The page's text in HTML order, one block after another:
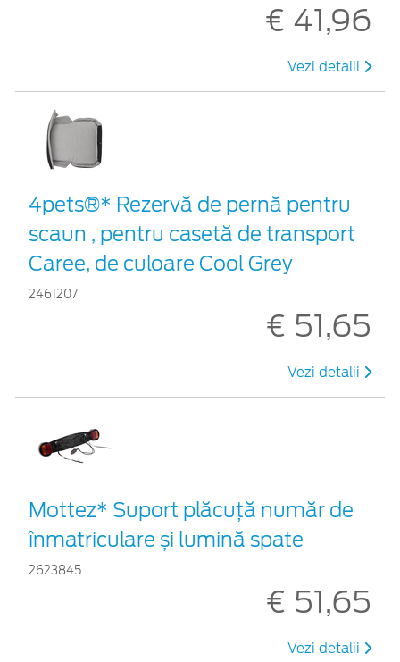
€ 41,96
Vezi detalii
4pets®* Rezervă de pernă pentru
scaun , pentru casetă de transport
Caree, de culoare Cool Grey
2461207
€ 51,65
Vezi detalii
Mottez* Suport plăcuță număr de
înmatriculare și lumină spate
2623845
€ 51,65
Vezi detalii